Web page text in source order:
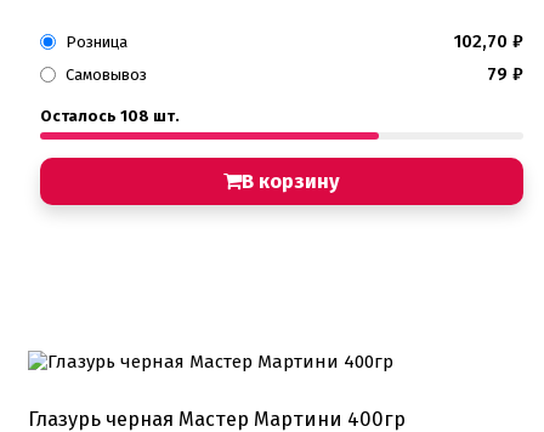
Розница 102,70 ₽
Самовывоз 79 ₽
Осталось 108 шт.
В корзину
Глазурь черная Мастер Мартини 400гр